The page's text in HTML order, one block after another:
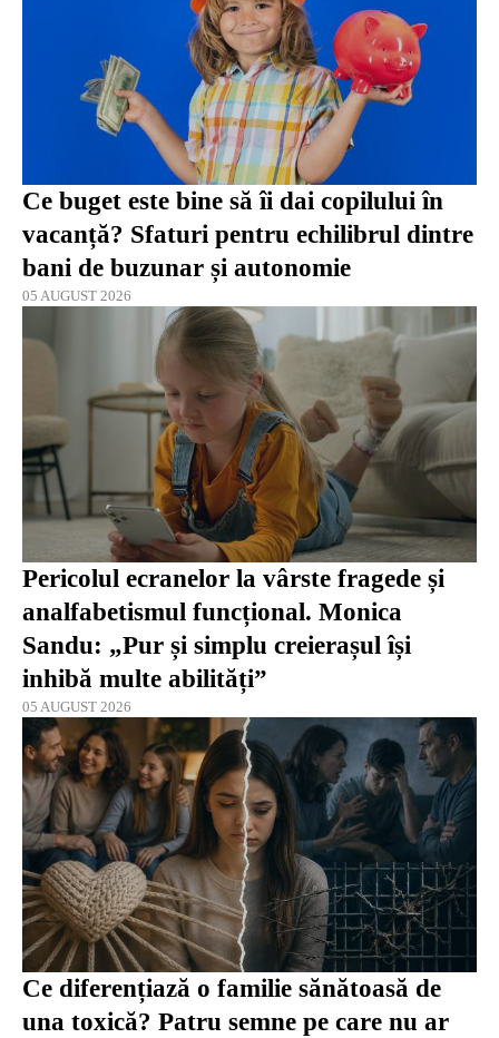
Ce buget este bine să îi dai copilului în
vacanță? Sfaturi pentru echilibrul dintre
bani de buzunar și autonomie
05 AUGUST 2026
Pericolul ecranelor la vârste fragede și
analfabetismul funcțional. Monica
Sandu: „Pur și simplu creierașul își
inhibă multe abilități”
05 AUGUST 2026
Ce diferențiază o familie sănătoasă de
una toxică? Patru semne pe care nu ar